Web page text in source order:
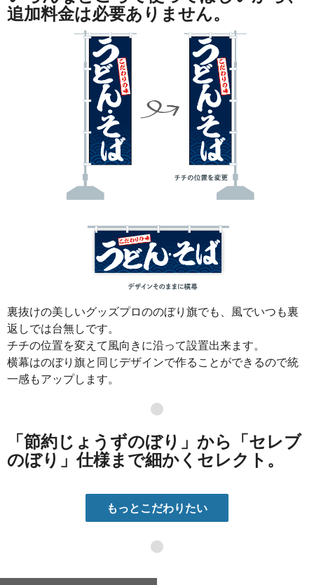
追加料金は必要ありません。
裏抜けの美しいグッズプロののぼり旗でも、風でいつも裏
返しでは台無しです。
チチの位置を変えて風向きに沿って設置出来ます。
横幕はのぼり旗と同じデザインで作ることができるので統
一感もアップします。
●
「節約じょうずのぼり」から「セレブ
のぼり」仕様まで細かくセレクト。
もっとこだわりたい
●